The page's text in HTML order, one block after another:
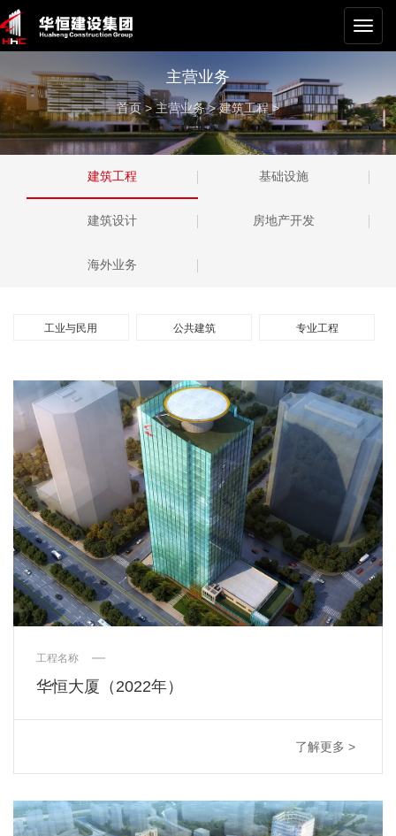
华恒
建设
主营业务
首页>主营业务>建筑工程>
建筑工程 基础设施
建筑设计 房地产开发
海外业务
工业与民用 公共建筑 专业工程
工程名称
华恒大厦（2022年）
了解更多 >